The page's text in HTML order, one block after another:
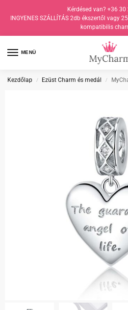
Kérdésed van? +36
INGYENES SZÁLLÍTÁS 2db ékszertől vagy
kompatibilis
MENÜ
Kezdőlap / Ezüst Charm és medál /